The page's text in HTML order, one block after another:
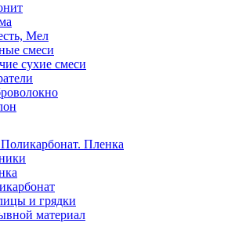
Мел
смеси
сухие смеси
Пленка
и грядки
материал